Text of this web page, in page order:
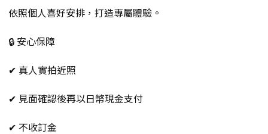
依照個人喜好安排，打造專屬體驗。
🔒 安心保障
✔ 真人實拍近照
✔ 見面確認後再以日幣現金支付
✔ 不收訂金